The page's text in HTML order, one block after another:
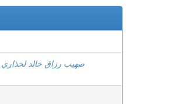
صھیب رزاق خالد